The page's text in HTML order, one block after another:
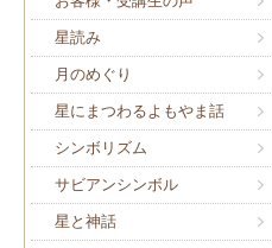
星読み
月のめぐり
星にまつわるよもやま話
シンボリズム
サビアンシンボル
星と神話